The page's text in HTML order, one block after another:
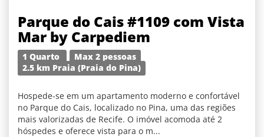
Parque do Cais #1109 com Vista
Mar by Carpediem
1 Quarto
Max 2 pessoas
2.5 km Praia (Praia do Pina)
Hospede-se em um apartamento moderno e confortável
no Parque do Cais, localizado no Pina, uma das regiões
mais valorizadas de Recife. O imóvel acomoda até 2
hóspedes e oferece vista para o m...